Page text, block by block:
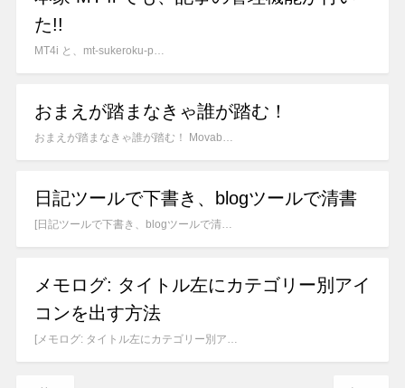
た!!
MT4i と、mt-sukeroku-p…
おまえが踏まなきゃ誰が踏む！
おまえが踏まなきゃ誰が踏む！ Movab…
日記ツールで下書き、blogツールで清書
[日記ツールで下書き、blogツールで清…
メモログ: タイトル左にカテゴリー別アイ
コンを出す方法
[メモログ: タイトル左にカテゴリー別ア…